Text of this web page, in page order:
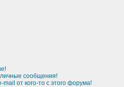
сообщения!
от кого-то с этого форума!